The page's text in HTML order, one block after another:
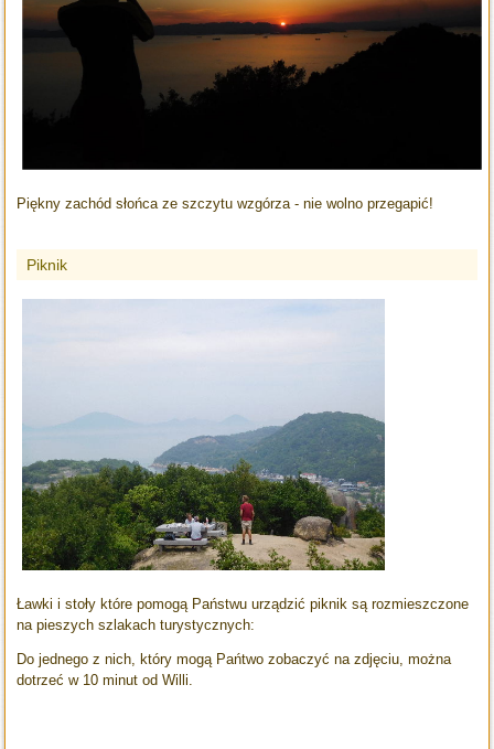
Piękny zachód słońca ze szczytu wzgórza - nie wolno przegapić!
Piknik
Ławki i stoły które pomogą Państwu urządzić piknik są rozmieszczone
na pieszych szlakach turystycznych:
Do jednego z nich, który mogą Pańtwo zobaczyć na zdjęciu, można
dotrzeć w 10 minut od Willi.